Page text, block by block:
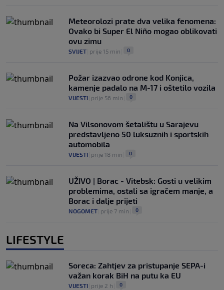
Meteorolozi prate dva velika fenomena:
Ovako bi Super El Niño mogao oblikovati
ovu zimu
SVIJET prije 15 min 0
Požar izazvao odrone kod Konjica,
kamenje padalo na M-17 i oštetilo vozila
VIJESTI prije 56 min 0
Na Vilsonovom šetalištu u Sarajevu
predstavljeno 50 luksuznih i sportskih
automobila
VIJESTI prije 18 min 0
UŽIVO | Borac - Vitebsk: Gosti u velikim
problemima, ostali sa igračem manje, a
Borac i dalje prijeti
NOGOMET prije 7 min 0
LIFESTYLE
Soreca: Zahtjev za pristupanje SEPA-i
važan korak BiH na putu ka EU
VIJESTI prije 2 h 0